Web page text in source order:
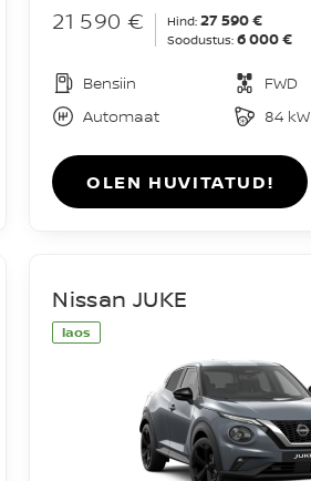
21 590 € Hind: 27 590 €
Soodustus: 6 000 €
Bensiin
FWD
Automaat
84 kW
OLEN HUVITATUD!
laos
Nissan JUKE